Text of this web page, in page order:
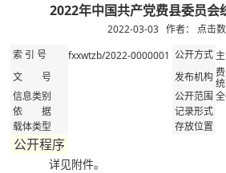
2022年中国共产党费县委员会
2022-03-03 作者： 点击数
索 引 号 fxxwtzb/2022-0000001 公开方式
文 号 发布机构
信息类别
公开范围
依 据
记录形式
载体类型
存放位置
公开程序
详见附件。